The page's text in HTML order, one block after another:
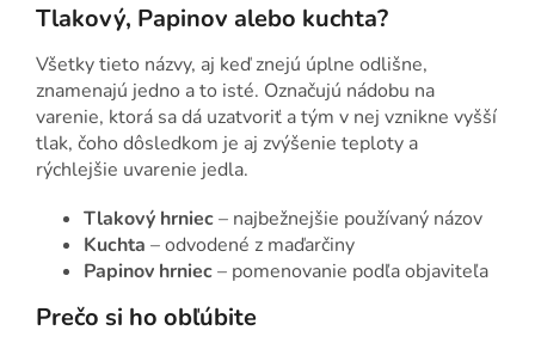
Tlakový, Papinov alebo kuchta?
Všetky tieto názvy, aj keď znejú úplne odlišne,
znamenajú jedno a to isté. Označujú nádobu na
varenie, ktorá sa dá uzatvoriť a tým v nej vznikne vyšší
tlak, čoho dôsledkom je aj zvýšenie teploty a
rýchlejšie uvarenie jedla.
Tlakový hrniec– najbežnejšie používaný názov
Kuchta – odvodené z maďarčiny
Papinov hrniec– pomenovanie podľa objaviteľa
Prečo si ho obľúbite